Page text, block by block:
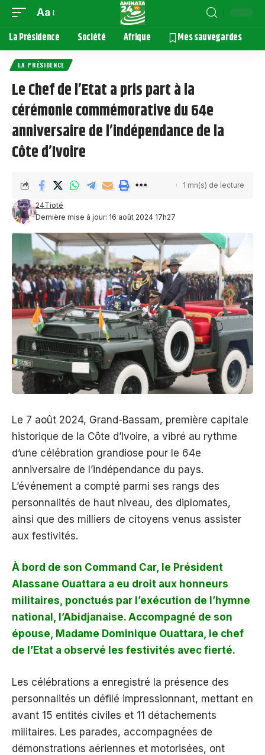
Aa
La Présidence Société Afrique Mes sauvegardes
LA PRÉSIDENCE
Le Chef de l’Etat a pris part à la
cérémonie commémorative du 64e
anniversaire de l’indépendance de la
Côte d’Ivoire
Dernière mise à jour: 16 août 2024 17h27
24Tioté
1 mn(s) de lecture
Le 7 août 2024, Grand-Bassam, première capitale
historique de la Côte d’Ivoire, a vibré au rythme
d’une célébration grandiose pour le 64e
anniversaire de l’indépendance du pays.
L’événement a compté parmi ses rangs des
personnalités de haut niveau, des diplomates,
ainsi que des milliers de citoyens venus assister
aux festivités.
À bord de son Command Car, le Président
Alassane Ouattara a eu droit aux honneurs
militaires, ponctués par l’exécution de l’hymne
national, l’Abidjanaise. Accompagné de son
épouse, Madame Dominique Ouattara, le chef
de l’Etat a observé les festivités avec fierté.
Les célébrations a enregistré la présence des
personnalités un défilé impressionnant, mettant en
avant 15 entités civiles et 11 détachements
militaires. Les parades, accompagnées de
démonstrations aériennes et motorisées, ont